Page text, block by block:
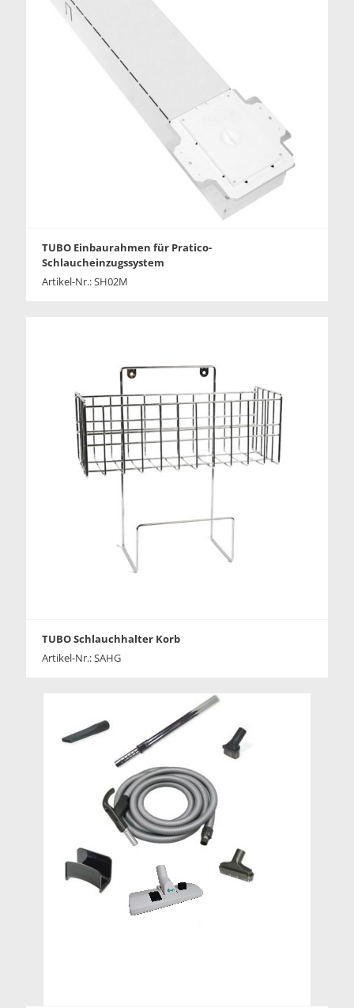
TUBO Einbaurahmen für Pratico-
Schlaucheinzugssystem
Artikel-Nr.: SH02M
TUBO Schlauchhalter Korb
Artikel-Nr.: SAHG